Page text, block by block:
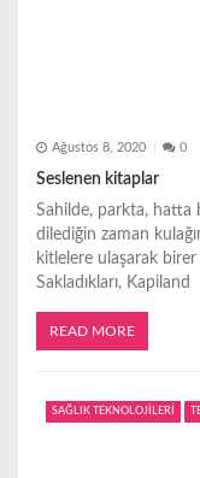
Ağustos 8, 2020 0
Seslenen kitaplar
Sahilde, parkta, hatta
dilediğin zaman
kitlelere ulaşarak
Sakladıkları, Kapiland
READ MORE
SAĞLIK TEKNOLOJİLERİ